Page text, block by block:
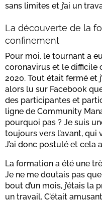
sans limites et j’ai un
La découverte de la
confinement
Pour moi, le tournant a
coronavirus et le difficile
2020. Tout était fermé et
alors lu sur Facebook
des participantes et
ligne de Community
pourquoi pas ? Je suis
toujours vers l’avant,
J’ai donc postulé et cela
La formation a été une
Je ne me doutais pas
bout d’un mois, j’étais
un travail. C’était